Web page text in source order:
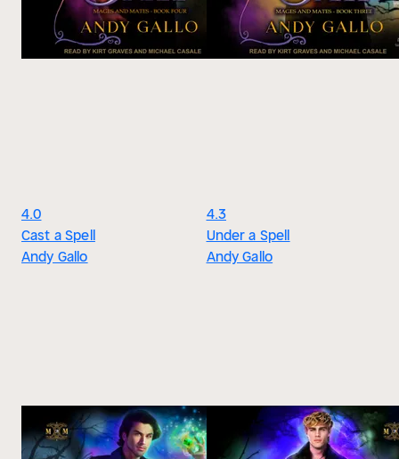
4.0
Cast a Spell
Andy Gallo
4.3
Under a Spell
Andy Gallo